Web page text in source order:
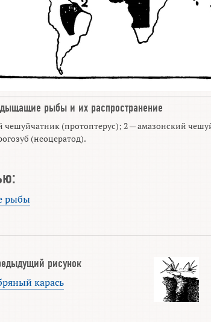
рыбы и их распространение
чешуйчатник (протоптерус); 2 — амазонский
(неоцератод).
рыбы
рисунок
карась